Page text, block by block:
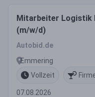
Mitarbeiter Logistik
(m/w/d)
Autobid.de
Emmering
Vollzeit
07.08.2026